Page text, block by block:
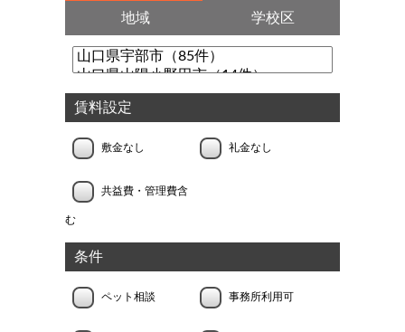
地域 学校区
賃料設定
敷金なし 礼金なし
共益費・管理費含
む
条件
ペット相談 事務所利用可